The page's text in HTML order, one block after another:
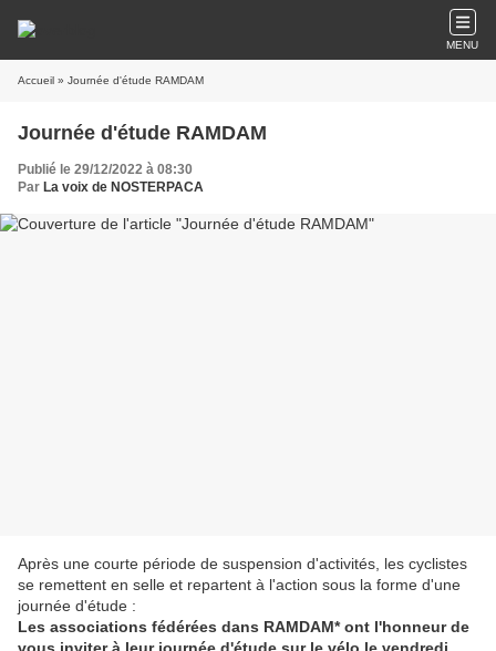
MENU
Accueil » Journée d'étude RAMDAM
Journée d'étude RAMDAM
Publié le 29/12/2022 à 08:30
Par La voix de NOSTERPACA
Après une courte période de suspension d'activités, les cyclistes
se remettent en selle et repartent à l'action sous la forme d'une
journée d'étude :
Les associations fédérées dans RAMDAM* ont l'honneur de